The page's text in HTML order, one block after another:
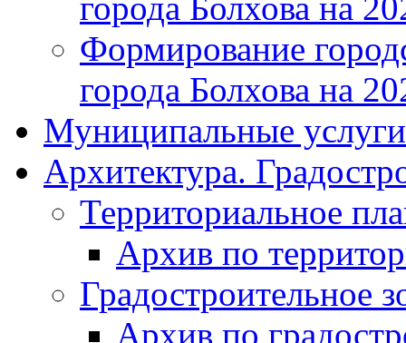
города Болхова на
Формирование
города Болхова на
Муниципальные услуги
Архитектура.
Территориальное
Архив по
Градостроительное
Архив по